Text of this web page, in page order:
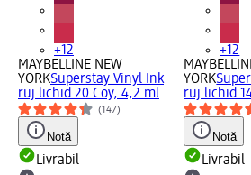
+12
MAYBELLINE NEW
YORKSuperstay Vinyl Ink
ruj lichid 20 Coy, 4,2 ml
(147)
Notă
Livrabil
+12
YORK
ruj lichid
Notă
Livrabil